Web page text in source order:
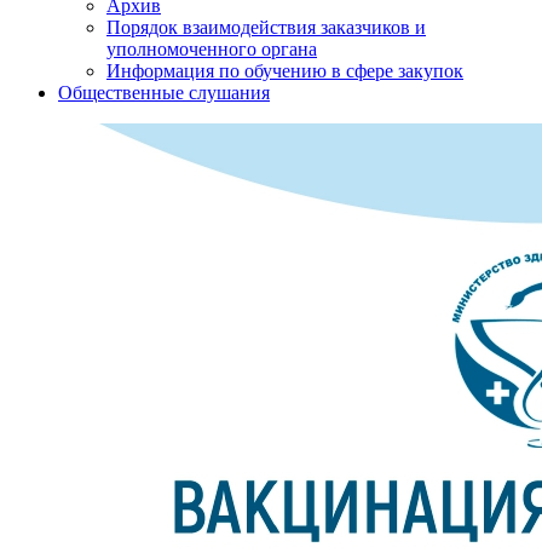
Архив
Порядок взаимодействия заказчиков и
уполномоченного органа
Информация по обучению в сфере закупок
Общественные слушания